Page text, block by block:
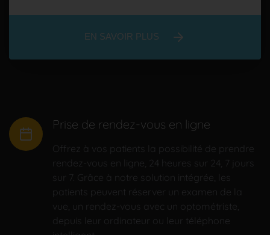
EN SAVOIR PLUS
Prise de rendez-vous en ligne
Offrez à vos patients la possibilité de prendre
rendez-vous en ligne, 24 heures sur 24, 7 jours
sur 7. Grâce à notre solution intégrée, les
patients peuvent réserver un examen de la
vue, un rendez-vous avec un optométriste,
depuis leur ordinateur ou leur téléphone